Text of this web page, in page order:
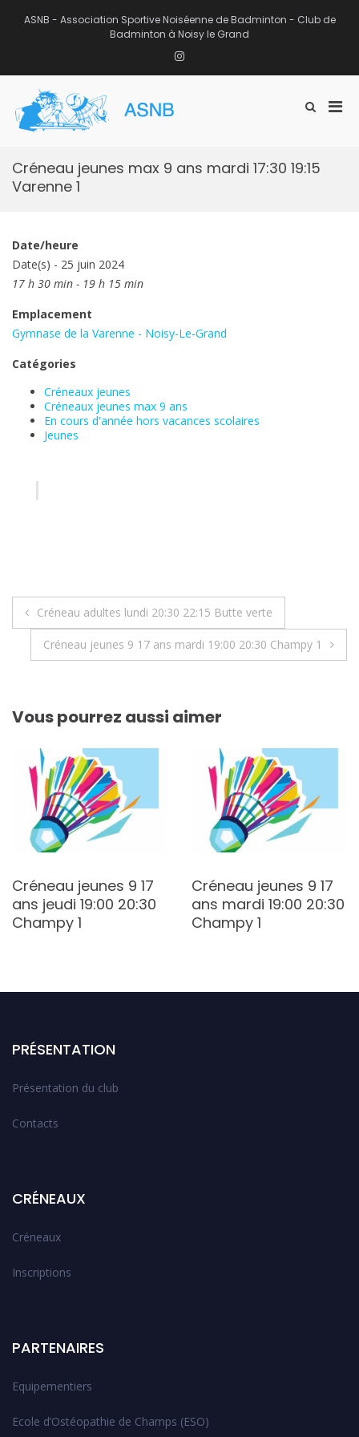
ASNB - Association Sportive Noiséenne de Badminton - Club de
Badminton à Noisy le Grand
Instagram
Afficher
recherche
Créneau jeunes max 9 ans mardi 17:30 19:15
Varenne 1
Date/heure
Date(s) - 25 juin 2024
17 h 30 min - 19 h 15 min
Emplacement
Gymnase de la Varenne - Noisy-Le-Grand
Catégories
Créneaux jeunes
Créneaux jeunes max 9 ans
En cours d'année hors vacances scolaires
Jeunes
Navigation
Créneau adultes lundi 20:30 22:15 Butte verte
Créneau jeunes 9 17 ans mardi 19:00 20:30 Champy 1
Vous pourrez aussi aimer
Créneau jeunes 9 17
ans jeudi 19:00 20:30
Champy 1
Créneau jeunes 9 17
ans mardi 19:00 20:30
Champy 1
PRÉSENTATION
Présentation du club
Contacts
CRÉNEAUX
Créneaux
Inscriptions
PARTENAIRES
Equipementiers
Ecole d’Ostéopathie de Champs (ESO)